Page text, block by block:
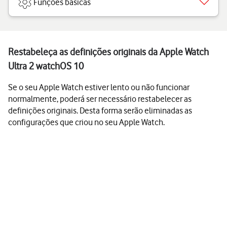
Funções básicas
Restabeleça as definições originais da Apple Watch
Ultra 2 watchOS 10
Se o seu Apple Watch estiver lento ou não funcionar
normalmente, poderá ser necessário restabelecer as
definições originais. Desta forma serão eliminadas as
configurações que criou no seu Apple Watch.